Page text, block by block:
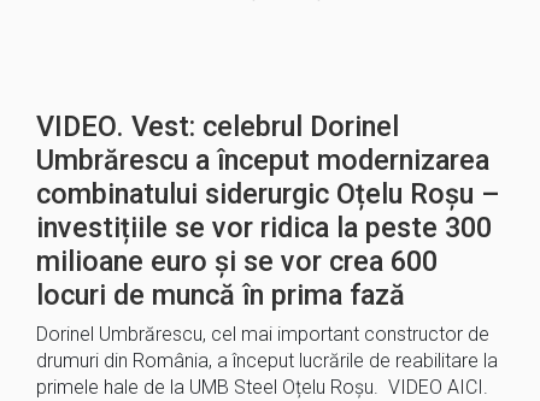
VIDEO. Vest: celebrul Dorinel
Umbrărescu a început modernizarea
combinatului siderurgic Oțelu Roșu –
investițiile se vor ridica la peste 300
milioane euro și se vor crea 600
locuri de muncă în prima fază
Dorinel Umbrărescu, cel mai important constructor de
drumuri din România, a început lucrările de reabilitare la
primele hale de la UMB Steel Oțelu Roșu. VIDEO AICI.